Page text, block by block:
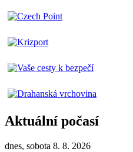
Aktuální počasí
dnes, sobota 8. 8. 2026